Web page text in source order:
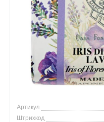
Артикул
Штрихкод